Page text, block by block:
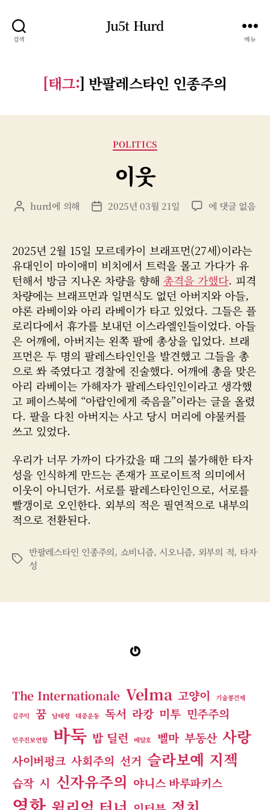
검색
Ju5t Hurd
메뉴
[태그:] 반팔레스타인 인종주의
카
테
고
리
POLITICS
이웃
게
작
성
자
hurd에 의해
게
날
짜
2025년 03월 21일
이
에 댓글 없음
2025년 2월 15일 모르데카이 브래프먼(27세)이라는
유대인이 마이애미 비치에서 트럭을 몰고 가다가 유
턴해서 방금 지나온 차량을 향해 총격을 가했다. 피격
차량에는 브래프먼과 일면식도 없던 아버지와 아들,
야론 라베이와 아리 라베이가 타고 있었다. 그들은 플
로리다에서 휴가를 보내던 이스라엘인들이었다. 아들
은 어깨에, 아버지는 왼쪽 팔에 총상을 입었다. 브래
프먼은 두 명의 팔레스타인인을 발견했고 그들을 총
으로 쏴 죽였다고 경찰에 진술했다. 어깨에 총을 맞은
아리 라베이는 가해자가 팔레스타인인이라고 생각했
고 페이스북에 “아랍인에게 죽음을”이라는 글을 올렸
다. 팔을 다친 아버지는 사고 당시 머리에 야물커를
쓰고 있었다.
우리가 너무 가까이 다가갔을 때 그의 불가해한 타자
성을 인식하게 만드는 존재가 프로이트적 의미에서
이웃이 아니던가. 서로를 팔레스타인인으로, 서로를
빨갱이로 오인한다. 외부의 적은 필연적으로 내부의
적으로 전환된다.
태
반팔레스타인 인종주의, 쇼비니즘, 시오니즘, 외부의 적, 타자
성
Gravatar
The Internationale Velma 고양이
기술봉건제
김주익
꿈 남태령 대중운동 독서 라캉 미투 민주주의
민주진보연합 바둑 밥 딜런 배달호 벨마 부동산 사랑
사이버펑크 사회주의 선거 슬라보예 지젝
습작 시 신자유주의 야니스 바루파키스